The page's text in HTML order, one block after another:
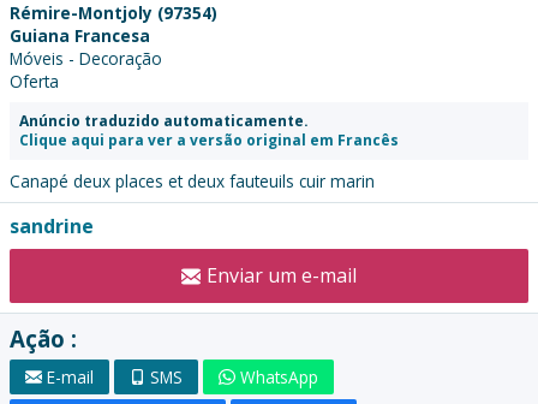
Rémire-Montjoly (97354)
Guiana Francesa
Móveis - Decoração
Oferta
Anúncio traduzido automaticamente.
Clique aqui para ver a versão original em Francês
Canapé deux places et deux fauteuils cuir marin
Contatar
o
:
sandrine
Enviar um e-mail
Ação :
E-mail SMS
WhatsApp